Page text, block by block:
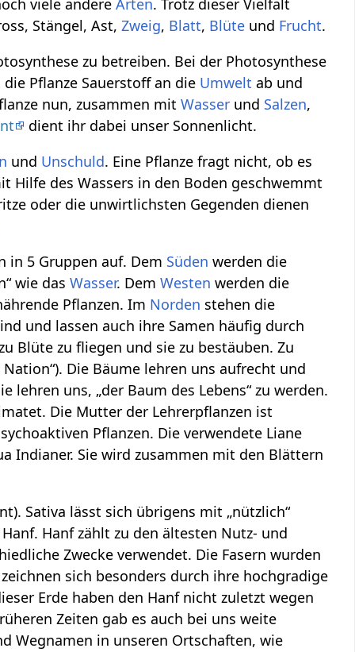
viele andereArten. Trotz dieser Vielfalt
Stängel, Ast,Zweig, Blatt, Blüte und Frucht.
zu betreiben. Bei der Photosynthese
Pflanze Sauerstoff an die Umwelt ab und
nun, zusammen mitWasser und Salzen,
dient ihr dabei unser Sonnenlicht.
und Unschuld. Eine Pflanze fragt nicht, ob es
Hilfe des Wassers in den Boden geschwemmt
oder die unwirtlichsten Gegenden dienen
in 5 Gruppen auf. Dem Süden werden die
wie dasWasser. DemWesten werden die
Pflanzen. Im Norden stehen die
und lassen auch ihre Samen häufig durch
Blüte zu fliegen und sie zu bestäuben. Zu
Die Bäume lehren uns aufrecht und
lehren uns, „der Baum des Lebens“ zu werden.
Die Mutter der Lehrerpflanzen ist
Pflanzen. Die verwendete Liane
Indianer. Sie wird zusammen mit den Blättern
Sativa lässt sich übrigens mit „nützlich“
Hanf zählt zu den ältesten Nutz- und
Zwecke verwendet. Die Fasern wurden
sich besonders durch ihre hochgradige
Erde haben den Hanf nicht zuletzt wegen
Zeiten gab es auch bei uns weite
Wegnamen in unseren Ortschaften, wie